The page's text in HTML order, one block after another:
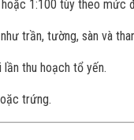
1:100 tùy theo mức
trần, tường, sàn và
lần thu hoạch tổ yến.
trứng.